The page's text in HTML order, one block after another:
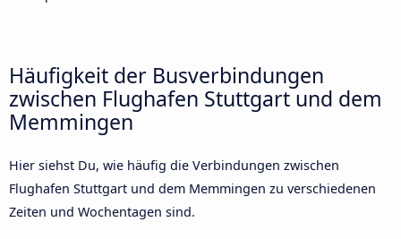
Häufigkeit der Busverbindungen
zwischen Flughafen Stuttgart und dem
Memmingen
Hier siehst Du, wie häufig die Verbindungen zwischen
Flughafen Stuttgart und dem Memmingen zu verschiedenen
Zeiten und Wochentagen sind.